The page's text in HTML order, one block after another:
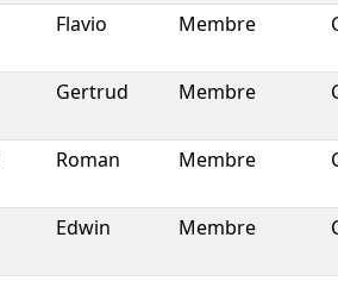
Flavio Membre
Gertrud Membre
Roman Membre
Edwin Membre